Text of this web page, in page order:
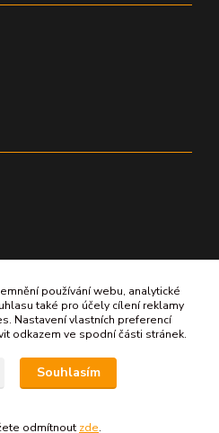
- Všechna práva vyhrazena.
nahoru ↑
používání webu, analytické
také pro účely cílení reklamy
Nastavení vlastních preferencí
odkazem ve spodní části stránek.
Souhlasím
odmítnout zde.